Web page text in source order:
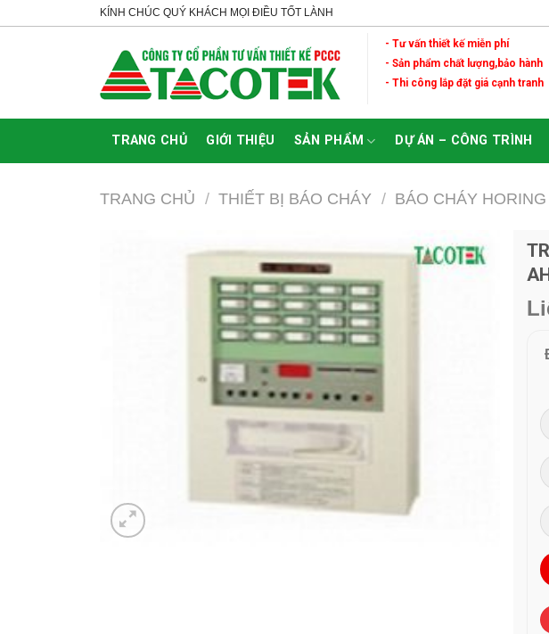
KÍNH CHÚC QUÝ KHÁCH MỌI ĐIỀU TỐT LÀNH
- Tư vấn thiết kế miễn phí
- Sản phẩm chất lượng,bảo hành
- Thi công lắp đặt giá cạnh tranh
TRANG CHỦ GIỚI THIỆU SẢN PHẨM DỰ ÁN – CÔNG TRÌNH
TRANG CHỦ / THIẾT BỊ BÁO CHÁY / BÁO CHÁY HORING